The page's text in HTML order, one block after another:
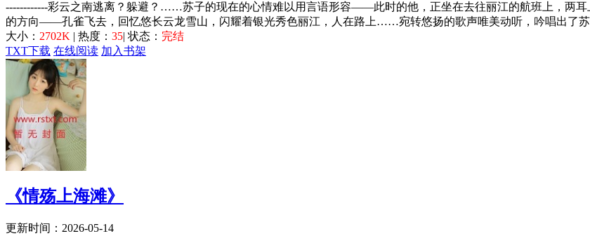
------------彩云之南逃离？躲避？……苏子的现在的心情难以用言语形容――此时的他，正坐在去往丽江的航班上，两
的方向――孔雀飞去，回忆悠长云龙雪山，闪耀着银光秀色丽江，人在路上……宛转悠扬的歌声唯美动听，吟唱出了
大小： 2702K | 热度： 35| 状态： 完结
TXT下载 在线阅读 加入书架
《情殇上海滩》
更新时间：2026-05-14